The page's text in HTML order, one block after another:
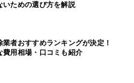
いための選び方を解説
業者おすすめランキングが決定！
費用相場・口コミも紹介